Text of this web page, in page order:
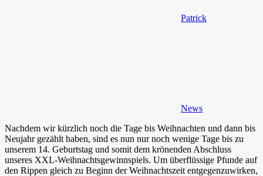
Patrick
News
Nachdem wir kürzlich noch die Tage bis Weihnachten und dann bis
Neujahr gezählt haben, sind es nun nur noch wenige Tage bis zu
unserem 14. Geburtstag und somit dem krönenden Abschluss
unseres XXL-Weihnachtsgewinnspiels. Um überflüssige Pfunde auf
den Rippen gleich zu Beginn der Weihnachtszeit entgegenzuwirken,